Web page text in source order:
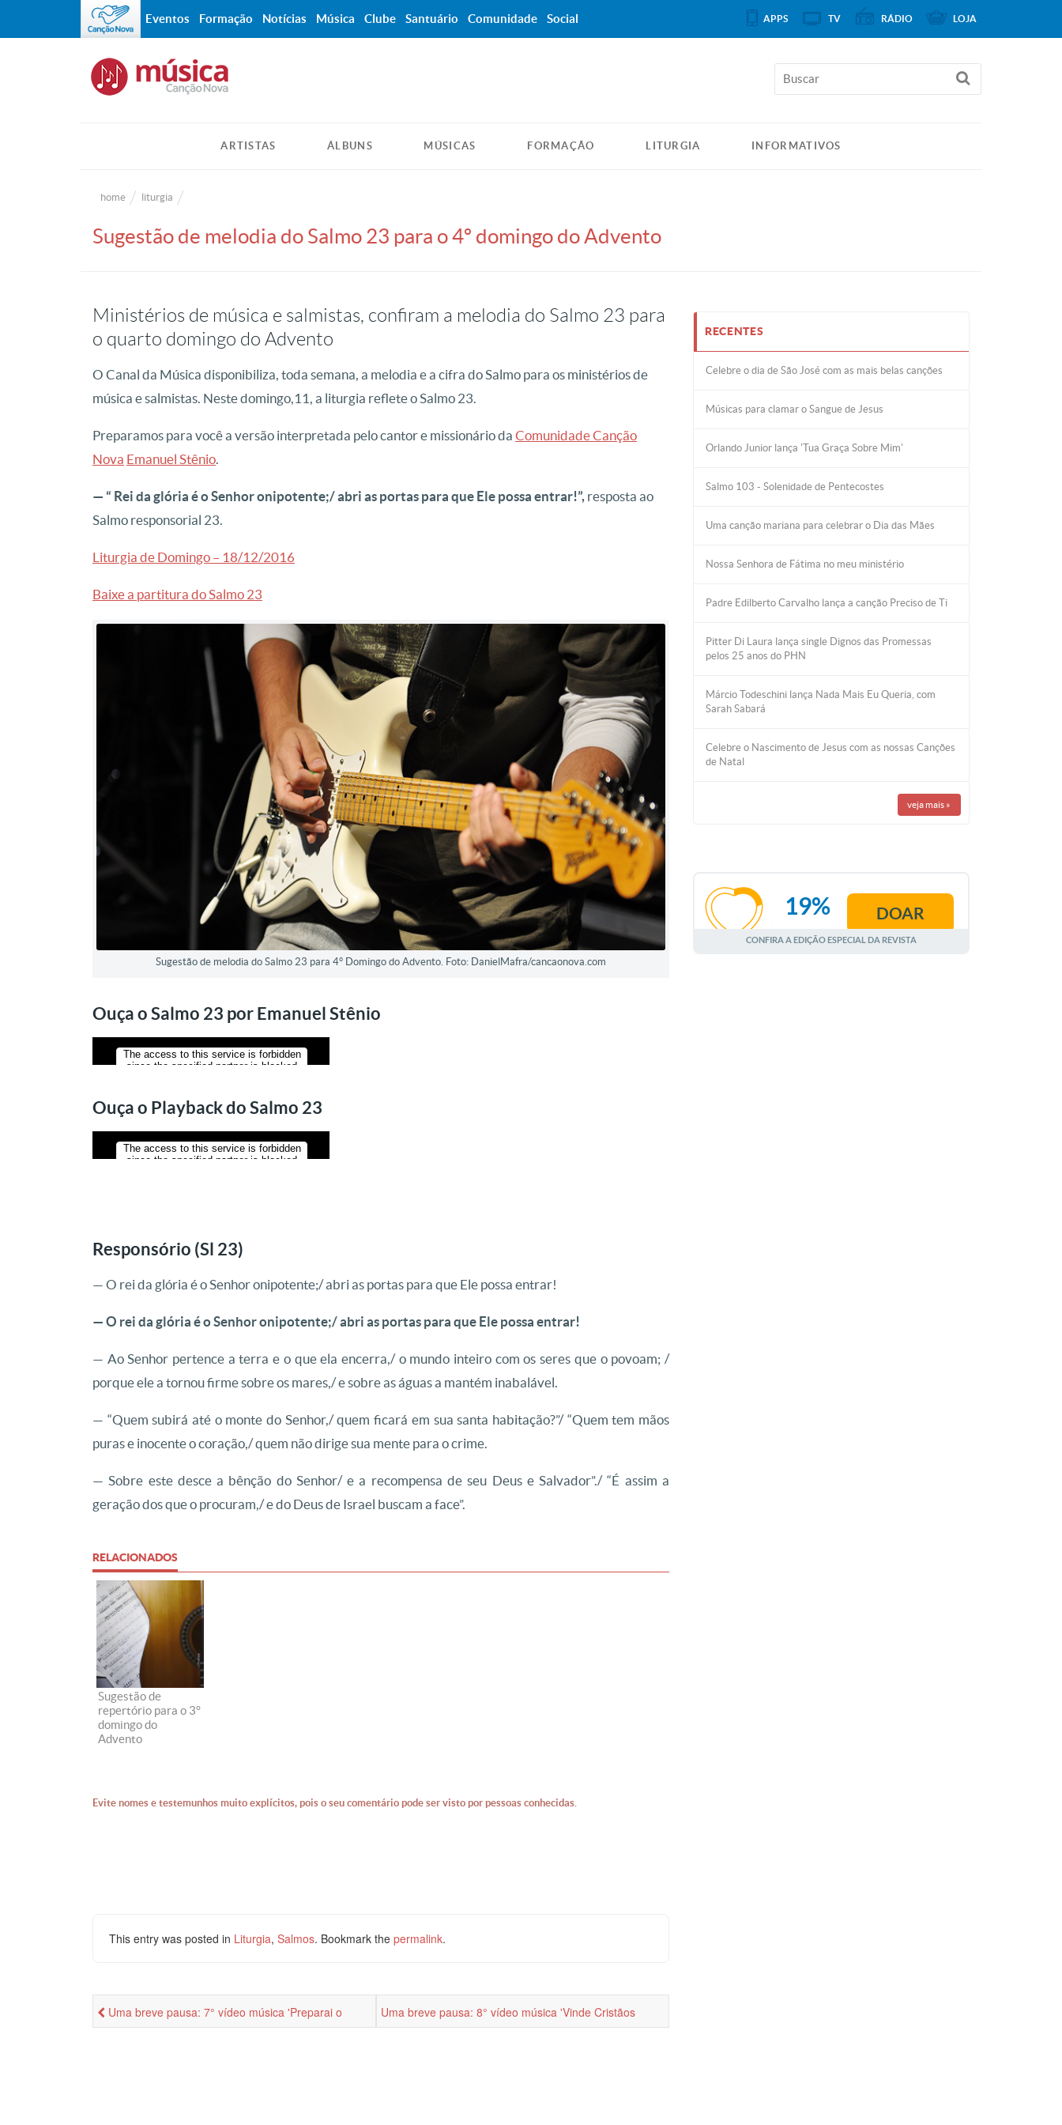
ARTISTAS ÁLBUNS MÚSICAS FORMAÇÃO LITURGIA INFORMATIVOS
home liturgia
Sugestão de melodia do Salmo 23 para o 4º domingo do Advento
Ministérios de música e salmistas, confiram a melodia do Salmo 23 para
o quarto domingo do Advento
O Canal da Música disponibiliza, toda semana, a melodia e a cifra do Salmo para os ministérios de
música e salmistas. Neste domingo,11, a liturgia reflete o Salmo 23.
Preparamos para você a versão interpretada pelo cantor e missionário da Comunidade Canção
Nova Emanuel Stênio.
— “ Rei da glória é o Senhor onipotente;/ abri as portas para que Ele possa entrar!”, resposta ao
Salmo responsorial 23.
Liturgia de Domingo – 18/12/2016
Baixe a partitura do Salmo 23
Sugestão de melodia do Salmo 23 para 4° Domingo do Advento. Foto: DanielMafra/cancaonova.com
Ouça o Salmo 23 por Emanuel Stênio
Ouça o Playback do Salmo 23
Responsório (Sl 23)
— O rei da glória é o Senhor onipotente;/ abri as portas para que Ele possa entrar!
— O rei da glória é o Senhor onipotente;/ abri as portas para que Ele possa entrar!
— Ao Senhor pertence a terra e o que ela encerra,/ o mundo inteiro com os seres que o povoam; /
porque ele a tornou firme sobre os mares,/ e sobre as águas a mantém inabalável.
— “Quem subirá até o monte do Senhor,/ quem ficará em sua santa habitação?”/ “Quem tem mãos
puras e inocente o coração,/ quem não dirige sua mente para o crime.
— Sobre este desce a bênção do Senhor/ e a recompensa de seu Deus e Salvador”./ “É assim a
geração dos que o procuram,/ e do Deus de Israel buscam a face”.
RELACIONADOS
Sugestão de
repertório para o 3°
domingo do
Advento
Evite nomes e testemunhos muito explícitos, pois o seu comentário pode ser visto por pessoas conhecidas.
This entry was posted in Liturgia, Salmos. Bookmark the permalink.
Uma breve pausa: 7° vídeo música 'Preparai o Uma breve pausa: 8° vídeo música 'Vinde Cristãos
RECENTES
Celebre o dia de São José com as mais belas canções
Músicas para clamar o Sangue de Jesus
Orlando Junior lança 'Tua Graça Sobre Mim'
Salmo 103 - Solenidade de Pentecostes
Uma canção mariana para celebrar o Dia das Mães
Nossa Senhora de Fátima no meu ministério
Padre Edilberto Carvalho lança a canção Preciso de Ti
Pitter Di Laura lança single Dignos das Promessas
pelos 25 anos do PHN
Márcio Todeschini lança Nada Mais Eu Queria, com
Sarah Sabará
Celebre o Nascimento de Jesus com as nossas Canções
de Natal
veja mais »
AGOSTO
19% DOAR
CONFIRA A EDIÇÃO ESPECIAL DA REVISTA
Eventos Formação Notícias Música Clube Santuário Comunidade Social APPS TV RÁDIO LOJA